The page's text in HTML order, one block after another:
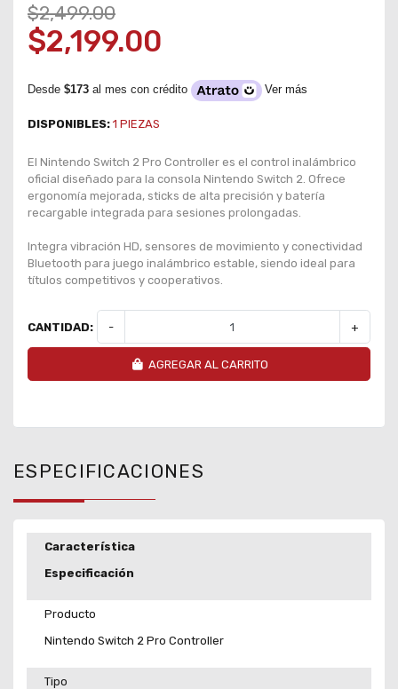
$2,499.00
$2,199.00
Desde $173 al mes con crédito Ver más
DISPONIBLES: 1 PIEZAS
El Nintendo Switch 2 Pro Controller es el control inalámbrico
oficial diseñado para la consola Nintendo Switch 2. Ofrece
ergonomía mejorada, sticks de alta precisión y batería
recargable integrada para sesiones prolongadas.
Integra vibración HD, sensores de movimiento y conectividad
Bluetooth para juego inalámbrico estable, siendo ideal para
títulos competitivos y cooperativos.
CANTIDAD: - +
AGREGAR AL CARRITO
ESPECIFICACIONES
Característica
Especificación
Producto
Nintendo Switch 2 Pro Controller
Tipo